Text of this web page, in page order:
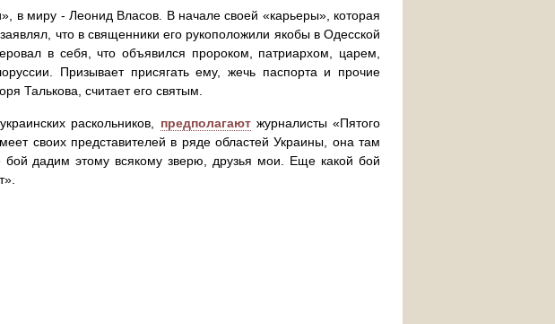
в миру - Леонид Власов. В начале своей «карьеры», которая
что в священники его рукоположили якобы в Одесской
в себя, что объявился пророком, патриархом, царем,
Призывает присягать ему, жечь паспорта и прочие
Талькова, считает его святым.
раскольников, предполагаютжурналисты «Пятого
своих представителей в ряде областей Украины, она там
дадим этому всякому зверю, друзья мои. Еще какой бой